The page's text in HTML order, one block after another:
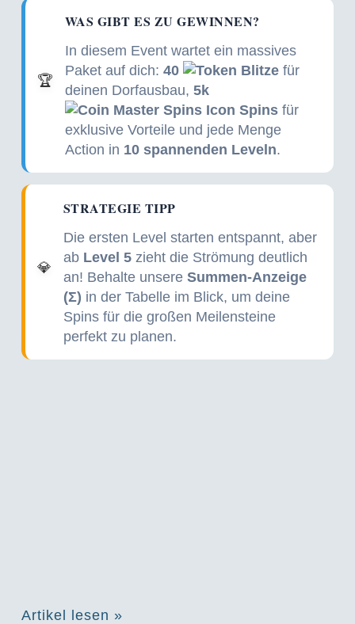
🏆
WAS GIBT ES ZU GEWINNEN?
In diesem Event wartet ein massives
Paket auf dich: 40 Blitze für
deinen Dorfausbau, 5k
Spins für
exklusive Vorteile und jede Menge
Action in 10 spannenden Leveln.
💎
STRATEGIE TIPP
Die ersten Level starten entspannt, aber
ab Level 5zieht die Strömung deutlich
an! Behalte unsere Summen-Anzeige
(Σ) in der Tabelle im Blick, um deine
Spins für die großen Meilensteine
perfekt zu planen.
Artikel lesen »